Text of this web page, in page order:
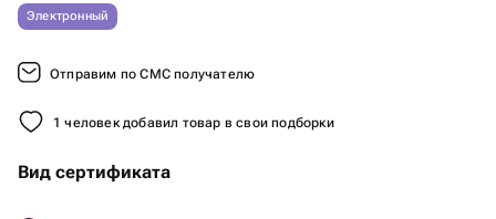
Электронный
Отправим по СМС получателю
1 человек добавил товар в свои подборки
Вид сертификата